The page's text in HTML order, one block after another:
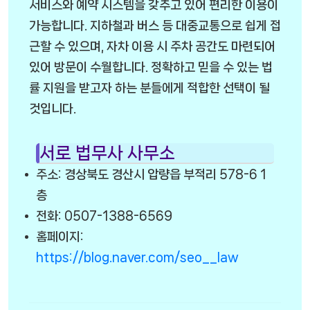
서비스와 예약 시스템을 갖추고 있어 편리한 이용이
가능합니다. 지하철과 버스 등 대중교통으로 쉽게 접
근할 수 있으며, 자차 이용 시 주차 공간도 마련되어
있어 방문이 수월합니다. 정확하고 믿을 수 있는 법
률 지원을 받고자 하는 분들에게 적합한 선택이 될
것입니다.
서로 법무사 사무소
주소: 경상북도 경산시 압량읍 부적리 578-6 1
층
전화: 0507-1388-6569
홈페이지:
https://blog.naver.com/seo__law